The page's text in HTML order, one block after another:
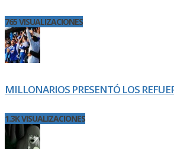
765 VISUALIZACIONES
MILLONARIOS PRESENTÓ LOS
1.3K VISUALIZACIONES